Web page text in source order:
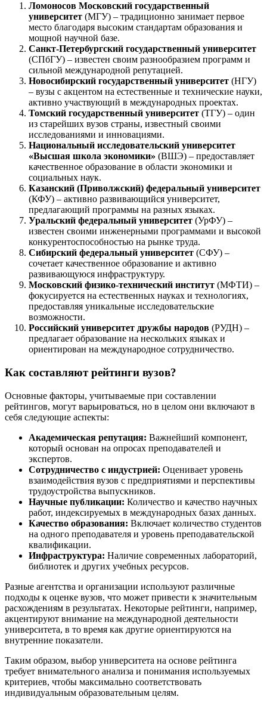
Ломоносов Московский государственный
университет (МГУ) – традиционно занимает первое
место благодаря высоким стандартам образования и
мощной научной базе.
Санкт-Петербургский государственный университет
(СПбГУ) – известен своим разнообразием программ и
сильной международной репутацией.
Новосибирский государственный университет (НГУ)
– вузы с акцентом на естественные и технические науки,
активно участвующий в международных проектах.
Томский государственный университет (ТГУ) – один
из старейших вузов страны, известный своими
исследованиями и инновациями.
Национальный исследовательский университет
«Высшая школа экономики» (ВШЭ) – предоставляет
качественное образование в области экономики и
социальных наук.
Казанский (Приволжский) федеральный университет
(КФУ) – активно развивающийся университет,
предлагающий программы на разных языках.
Уральский федеральный университет (УрФУ) –
известен своими инженерными программами и высокой
конкурентоспособностью на рынке труда.
Сибирский федеральный университет (СФУ) –
сочетает качественное образование и активно
развивающуюся инфраструктуру.
Московский физико-технический институт (МФТИ) –
фокусируется на естественных науках и технологиях,
предоставляя уникальные исследовательские
возможности.
Российский университет дружбы народов (РУДН) –
предлагает образование на нескольких языках и
ориентирован на международное сотрудничество.
Как составляют рейтинги вузов?
Основные факторы, учитываемые при составлении
рейтингов, могут варьироваться, но в целом они включают в
себя следующие аспекты:
Академическая репутация: Важнейший компонент,
который основан на опросах преподавателей и
экспертов.
Сотрудничество с индустрией: Оценивает уровень
взаимодействия вузов с предприятиями и перспективы
трудоустройства выпускников.
Научные публикации: Количество и качество научных
работ, индексируемых в международных базах данных.
Качество образования: Включает количество студентов
на одного преподавателя и уровень преподавательской
квалификации.
Инфраструктура: Наличие современных лабораторий,
библиотек и других учебных ресурсов.
Разные агентства и организации используют различные
подходы к оценке вузов, что может привести к значительным
расхождениям в результатах. Некоторые рейтинги, например,
акцентируют внимание на международной деятельности
университета, в то время как другие ориентируются на
внутренние показатели.
Таким образом, выбор университета на основе рейтинга
требует внимательного анализа и понимания используемых
критериев, чтобы максимально соответствовать
индивидуальным образовательным целям.